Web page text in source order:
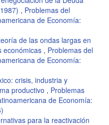
, Problemas del
de Economía:
de las ondas largas en
económicas , Problemas del
de Economía:
crisis, industria y
productivo , Problemas
de Economía:
para la reactivación